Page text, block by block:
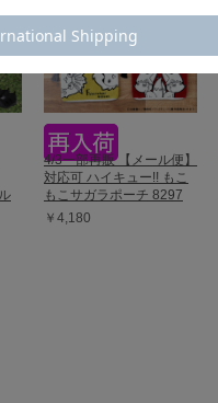
4/3一部再販 【メール便】
対応可 ハイキュー!! もこ
もこサガラポーチ 8297
￥4,180